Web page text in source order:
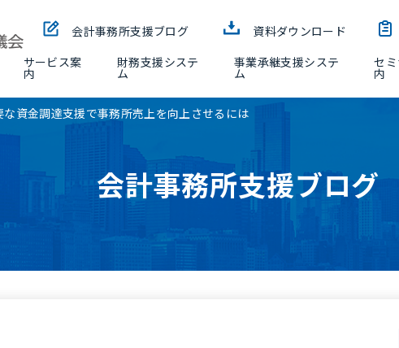
会計事務所支援ブログ 資料ダウンロード
サービス案
内
財務支援システ
ム
事業承継支援システ
ム
セ
内
資金調達支援で事務所売上を向上させるには
会計事務所支援ブログ